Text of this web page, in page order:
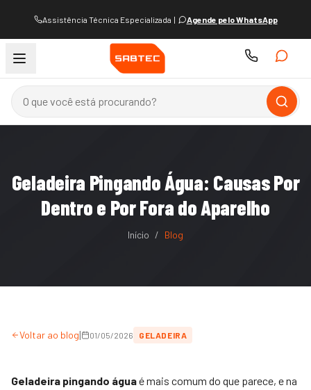
Assistência Técnica Especializada | Agende pelo WhatsApp
Geladeira Pingando Água: Causas Por
Dentro e Por Fora do Aparelho
Início / Blog
Voltar ao blog| 01/05/2026 GELADEIRA
Geladeira pingando águaé mais comum do que parece, e na